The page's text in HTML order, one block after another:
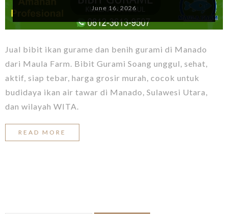
June 16, 2026
Jual bibit ikan gurame dan benih gurami di Manado
dari Maula Farm. Bibit Gurami Soang unggul, sehat,
aktif, siap tebar, harga grosir murah, cocok untuk
budidaya ikan air tawar di Manado, Sulawesi Utara,
dan wilayah WITA.
READ MORE